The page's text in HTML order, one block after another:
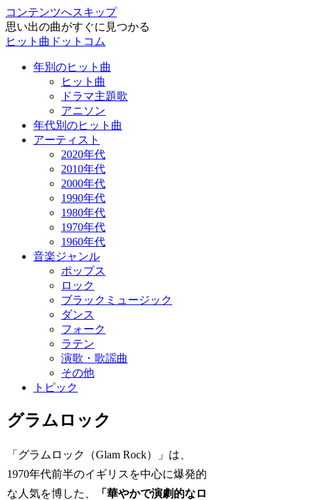
コンテンツへスキップ
思い出の曲がすぐに見つかる
ヒット曲ドットコム
年別のヒット曲
ヒット曲
ドラマ主題歌
アニソン
年代別のヒット曲
アーティスト
2020年代
2010年代
2000年代
1990年代
1980年代
1970年代
1960年代
音楽ジャンル
ポップス
ロック
ブラックミュージック
ダンス
フォーク
ラテン
演歌・歌謡曲
その他
トピック
グラムロック
「グラムロック（Glam Rock）」は、
1970年代前半のイギリスを中心に爆発的
な人気を博した、
「華やかで演劇的なロ